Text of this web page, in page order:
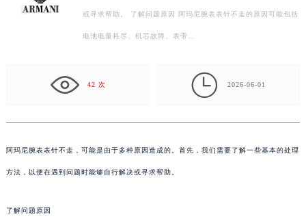
或寻求帮助。 了解问题原因 阿玛尼腕表表针不走的原因可能包括
电池电量耗尽、机芯故障、表带…
42 次  2026-06-01
阿玛尼腕表表针不走，可能是由于多种原因造成的。首先，我们需要了解一些基本的处理
方法，以便在遇到问题时能够自行解决或寻求帮助。
了解问题原因